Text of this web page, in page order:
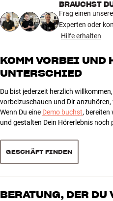
ALLGEMEINE MERKMALE
Verdeckte Kabelführung in der Säule
Klebefolie enthalten (optional)
Material: Pulverbeschichteter Stahl
Abmessungen: 22,0 x 62,4 x 30,0 cm
Abmessungen Standfläche oben:
Gewicht: 9,8 kg (Satz)
25
5
4
3
1
BRAUCHST
Frag einen
Experten oder
Hilfe erhalten
KOMM VORBEI UND
UNTERSCHIED
Du bist jederzeit herzlich
vorbeizuschauen und Dir
Wenn Du eine Demo buchst, bereiten
und gestalten Dein Hörerlebnis noch
GESCHÄFT FINDEN
BERATUNG, DER DU